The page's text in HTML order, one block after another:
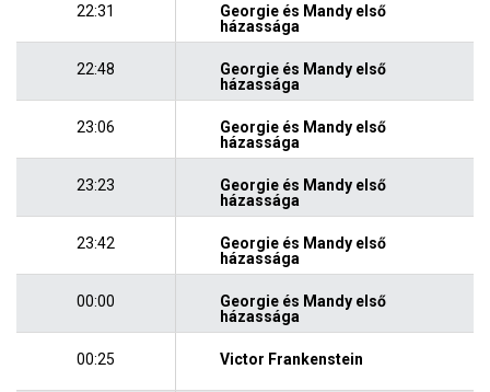
22:31
Georgie és Mandy első
házassága
22:48
Georgie és Mandy első
házassága
23:06
Georgie és Mandy első
házassága
23:23
Georgie és Mandy első
házassága
23:42
Georgie és Mandy első
házassága
00:00
Georgie és Mandy első
házassága
00:25 Victor Frankenstein